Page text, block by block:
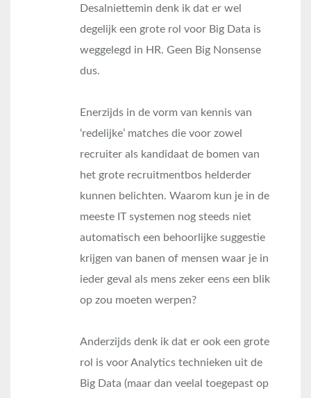
Desalniettemin denk ik dat er wel
degelijk een grote rol voor Big Data is
weggelegd in HR. Geen Big Nonsense
dus.
Enerzijds in de vorm van kennis van
‘redelijke’ matches die voor zowel
recruiter als kandidaat de bomen van
het grote recruitmentbos helderder
kunnen belichten. Waarom kun je in de
meeste IT systemen nog steeds niet
automatisch een behoorlijke suggestie
krijgen van banen of mensen waar je in
ieder geval als mens zeker eens een blik
op zou moeten werpen?
Anderzijds denk ik dat er ook een grote
rol is voor Analytics technieken uit de
Big Data (maar dan veelal toegepast op